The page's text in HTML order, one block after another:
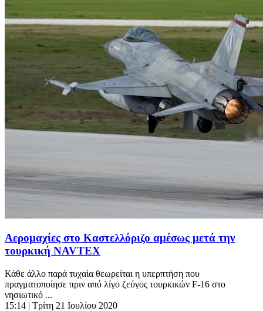
Αερομαχίες στο Καστελλόριζο αμέσως μετά την
τουρκική NAVTEX
Κάθε άλλο παρά τυχαία θεωρείται η υπερπτήση που
πραγματοποίησε πριν από λίγο ζεύγος τουρκικών F-16 στο
νησιωτικό ...
15:14 | Τρίτη 21 Ιουλίου 2020